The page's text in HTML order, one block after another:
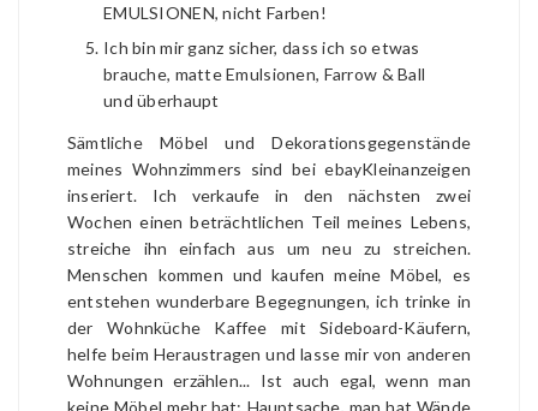
EMULSIONEN, nicht Farben!
Ich bin mir ganz sicher, dass ich so etwas
brauche, matte Emulsionen, Farrow & Ball
und überhaupt
Sämtliche Möbel und Dekorationsgegenstände
meines Wohnzimmers sind bei ebayKleinanzeigen
inseriert. Ich verkaufe in den nächsten zwei
Wochen einen beträchtlichen Teil meines Lebens,
streiche ihn einfach aus um neu zu streichen.
Menschen kommen und kaufen meine Möbel, es
entstehen wunderbare Begegnungen, ich trinke in
der Wohnküche Kaffee mit Sideboard-Käufern,
helfe beim Heraustragen und lasse mir von anderen
Wohnungen erzählen... Ist auch egal, wenn man
keine Möbel mehr hat; Hauptsache, man hat Wände